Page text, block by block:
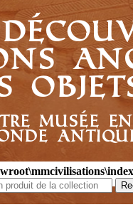
musée